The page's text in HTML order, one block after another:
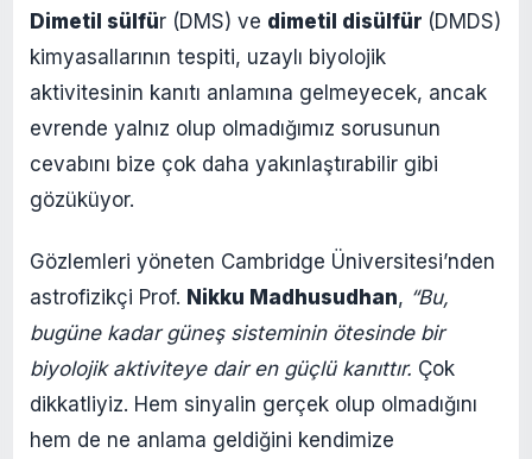
Dimetil sülfür (DMS) ve dimetil disülfür (DMDS)
kimyasallarının tespiti, uzaylı biyolojik
aktivitesinin kanıtı anlamına gelmeyecek, ancak
evrende yalnız olup olmadığımız sorusunun
cevabını bize çok daha yakınlaştırabilir gibi
gözüküyor.
Gözlemleri yöneten Cambridge Üniversitesi’nden
astrofizikçi Prof. Nikku Madhusudhan, “Bu,
bugüne kadar güneş sisteminin ötesinde bir
biyolojik aktiviteye dair en güçlü kanıttır. Çok
dikkatliyiz. Hem sinyalin gerçek olup olmadığını
hem de ne anlama geldiğini kendimize